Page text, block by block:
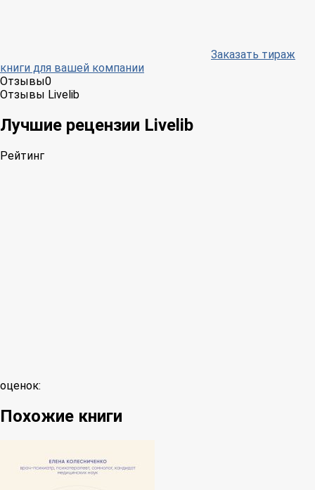
Заказать тираж
книги для вашей компании
Отзывы0
Отзывы Livelib
Лучшие рецензии Livelib
Рейтинг
оценок:
Похожие книги